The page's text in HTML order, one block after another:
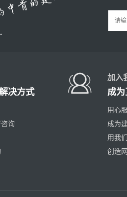
决方式
询
加入
成
用心
成为
用我
创造